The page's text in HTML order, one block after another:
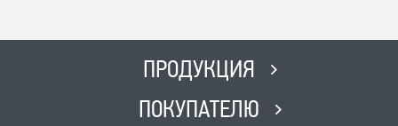
ПРОДУКЦИЯ
ПОКУПАТЕЛЮ